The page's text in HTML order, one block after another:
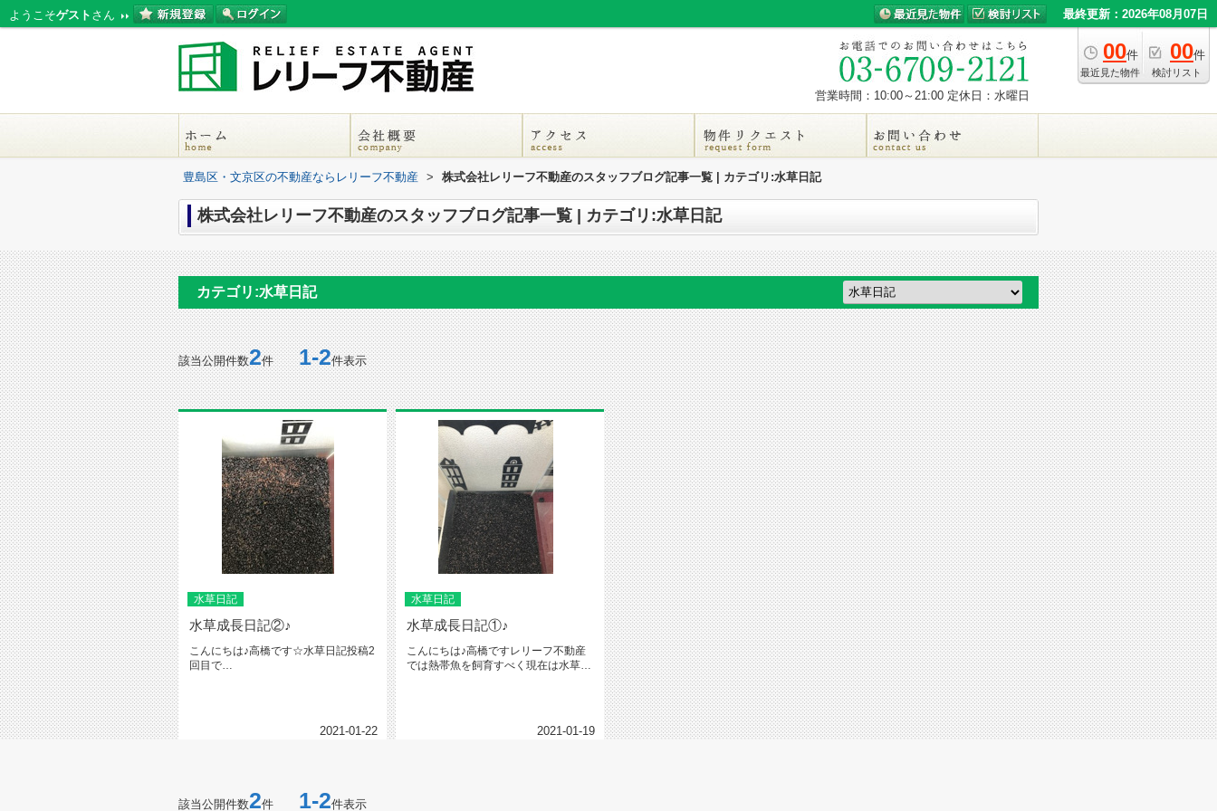
ようこそゲスト さん 最終更新：2026年08月07日
00件
最近見た物件
00件
検討リスト
営業時間：10:00～21:00 定休日：水曜日
豊島区・文京区の不動産ならレリーフ不動産 > 株式会社レリーフ不動産のスタッフブログ記事一覧 | カテゴリ:水草日記
株式会社レリーフ不動産のスタッフブログ記事一覧 | カテゴリ:水草日記
カテゴリ:水草日記
該当公開件数2件1-2件表示
水草日記
水草成長日記②♪
こんにちは♪高橋です☆水草日記投稿2
回目で
す。 ・ ・ ・ ・ ・ ...
2021-01-22
水草日記
水草成長日記①♪
こんにちは♪高橋ですレリーフ不動産
では熱帯魚を飼育すべく現在は水草を
2021-01-19
該当公開件数2件 1-2件表示